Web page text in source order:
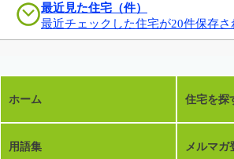
最近見た住宅（件）
最近チェックした住宅が20件保存さ
ホーム 住宅を探
用語集 メルマガ